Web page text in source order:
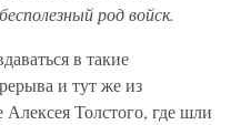
род войск.
в такие
и тут же из
Толстого, где шли